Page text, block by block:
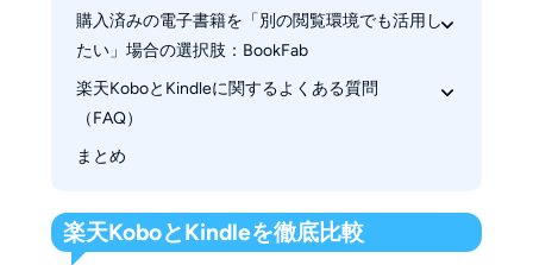
無料作品・読み放題サービスの違い
セール・ポイント還元の違い
支払い方法の違い
対応フォーマットの違い（EPUB・PDF・独自形
デバイス登録数の違い
ブラウザ上での読書の違い
Kindleのメリットとデメリット
楽天Koboはこんな人におすすめ！
Kindleはこんな人におすすめ
購入済みの電子書籍を「別の閲覧環境でも活用し
たい」場合の選択肢：BookFab
BookFab Kobo変換（楽天Kobo向け）
BookFab Kindle変換（Kindle向け）
楽天KoboとKindleに関するよくある質問
（FAQ）
Q. Kindle端末で楽天Koboの本は読めますか？
か？
Q. KindleとKobo、どちらでEPUBが使えます
まとめ
楽天KoboとKindleを徹底比較